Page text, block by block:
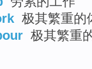
极其繁重的
极其繁重